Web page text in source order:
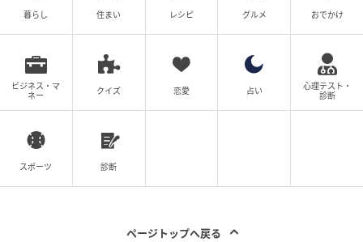
暮らし 住まい レシピ グルメ おでかけ
ビジネス・マ
ネー
クイズ 恋愛 占い
心理テスト・
診断
スポーツ 診断
ページトップへ戻る